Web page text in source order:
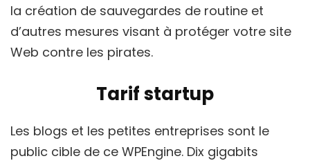
la création de sauvegardes de routine et
d’autres mesures visant à protéger votre site
Web contre les pirates.
Tarif startup
Les blogs et les petites entreprises sont le
public cible de ce WPEngine. Dix gigabits